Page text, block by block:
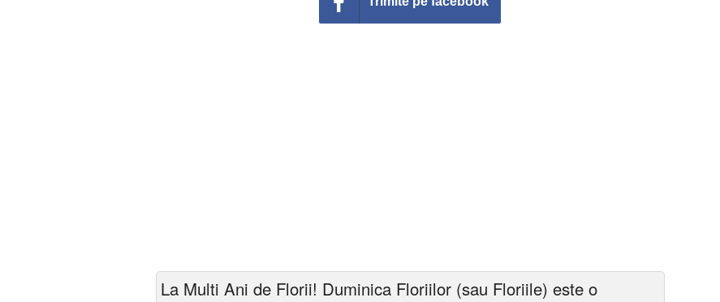
La Multi Ani de Florii! Duminica Floriilor (sau Floriile) este o